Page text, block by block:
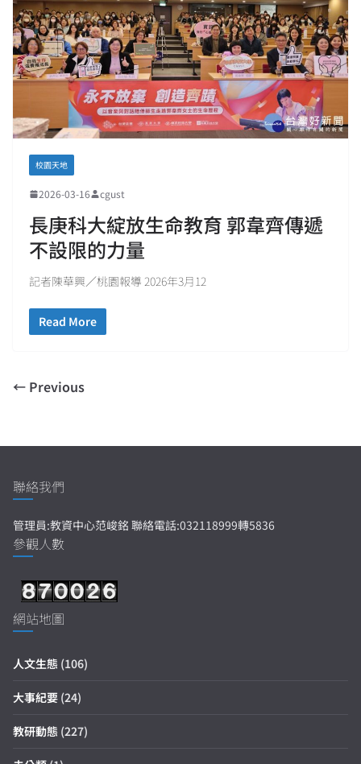
校園天地
2026-03-16 cgust
長庚科大綻放生命教育 郭韋齊傳遞
不設限的力量
記者陳華興／桃園報導 2026年3月12
Read More
← Previous
聯絡我們
管理員:教資中心范峻銘 聯絡電話:032118999轉5836
參觀人數
網站地圖
人文生態 (106)
大事紀要 (24)
教研動態 (227)